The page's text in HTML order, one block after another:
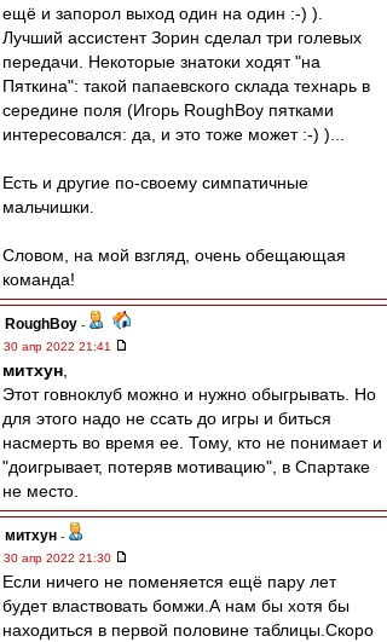
ещё и запорол выход один на один :-) ).
Лучший ассистент Зорин сделал три голевых
передачи. Некоторые знатоки ходят "на
Пяткина": такой папаевского склада технарь в
середине поля (Игорь RoughBoy пятками
интересовался: да, и это тоже может :-) )...
Есть и другие по-своему симпатичные
мальчишки.
Словом, на мой взгляд, очень обещающая
команда!
RoughBoy -
30 апр 2022 21:41
митхун
Этот говноклуб можно и нужно обыгрывать. Но
для этого надо не ссать до игры и биться
насмерть во время ее. Тому, кто не понимает и
"доигрывает, потеряв мотивацию", в Спартаке
не место.
митхун -
30 апр 2022 21:30
Если ничего не поменяется ещё пару лет
будет властвовать бомжи.А нам бы хотя бы
находиться в первой половине таблицы.Скоро